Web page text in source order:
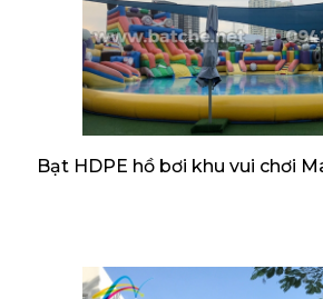
Bạt HDPE hồ bơi khu vui chơi